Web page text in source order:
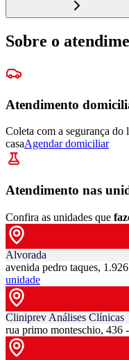
Sobre o
Atendimento
Coleta com a segurança
casaAgendar domiciliar
Atendimento nas
Confira as unidades que
Alvorada
avenida pedro taques,
unidade
Cliniprev Análises Clínicas
rua primo monteschio, 436